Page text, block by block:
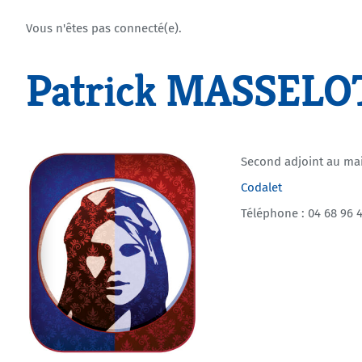
Vous n'êtes pas connecté(e).
Patrick
Second adjoint au
Codalet
Téléphone : 04 68 96